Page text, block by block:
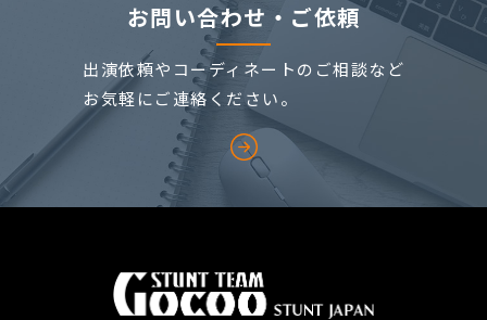
お問い合わせ・ご依頼
出演依頼やコーディネートのご相談など
お気軽にご連絡ください。